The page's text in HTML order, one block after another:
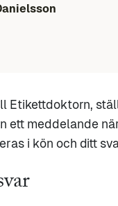
Etikettdoktorn,
ett meddelande
i kön och ditt